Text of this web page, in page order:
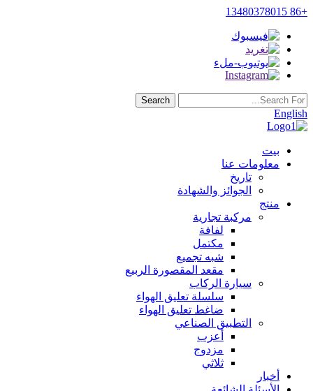
+86 13480378015
English
بيت
معلومات عنا
تاريخ
الجوائز والشهادة
منتج
مركبة تجارية
لفافة
مكتمل
شبه تجميع
مقعد المقصورة الربيع
سيارة الركاب
سلسلة تعليق الهواء
ضاغط تعليق الهواء
التطبيق الصناعي
أعزب
مزدوج
ثلاثي
أخبار